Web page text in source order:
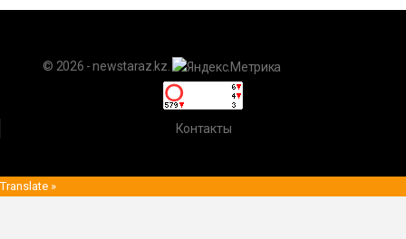
© 2026 - newstaraz.kz.
Контакты
Translate »